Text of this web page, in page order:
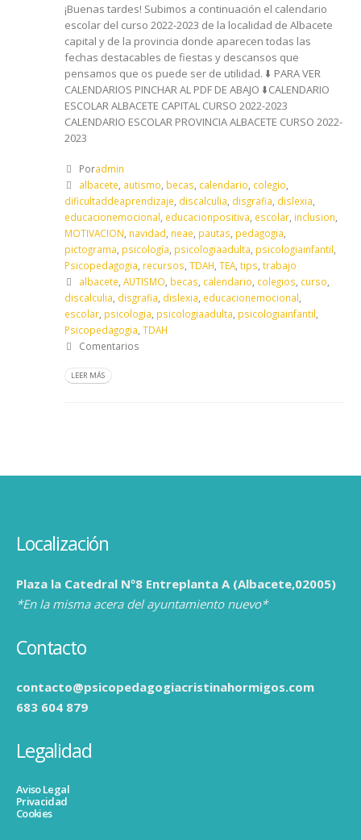
¡Buenas tardes! Subimos a continuación el calendario
escolar del curso 2022-2023 de la localidad de Albacete
capital y de la provincia donde aparecen todas las
fechas destacables de fiestas y descansos que
pensamos que os puede ser de utilidad. ⬇️​ PARA VER
CALENDARIOS PINCHAR AL PDF DE ABAJO ⬇️​ CALENDARIO
ESCOLAR ALBACETE CAPITAL CURSO 2022-2023
CALENDARIO ESCOLAR PROVINCIA ALBACETE CURSO 2022-
2023
Poradmin
albacete, autismo, becas, calendario, colegio,
dificultaddeaprendizaje, discalculia, disgrafia, dislexia,
educacionemocional, educacionpositiva, escolar, inclusion,
MOTIVACION, navidad, neae, pautas, pedagogia,
pictograma, psicología, psicologiaadulta, psicologiainfantil,
Psicopedagogia, recursos, TDAH, TEA, tips, trabajo
albacete, AUTISMO, becas, calendario, colegios, curso,
discalculia, disgrafia, dislexia, educacionemocional,
escolar, psicologia, psicologiaadulta, psicologiainfantil,
Psicopedagogia, TDAH
Comentarios
LEER MÁS
Localización
Plaza la Catedral Nº8 Entreplanta A (Albacete,02005)
*En la misma acera del ayuntamiento nuevo*
Contacto
contacto@psicopedagogiacristinahormigos.com
683 604 879
Legalidad
Aviso Legal
Privacidad
Cookies